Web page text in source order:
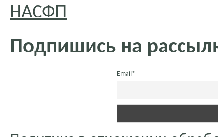
НАСФП
Подпишись на
Email*